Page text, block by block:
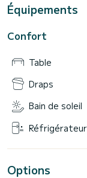
Équipements
Confort
Table
Draps
Bain de soleil
Options